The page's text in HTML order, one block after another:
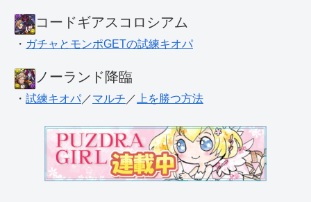
コードギアスコロシアム
・ ガチャとモンポGETの試練キオパ
ノーランド降臨
・ 試練キオパ ／マルチ ／ 上を勝つ方法